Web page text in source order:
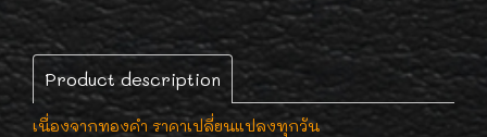
Product description
เนื่องจากทองคำ ราคาเปลี่ยนแปลงทุกวัน